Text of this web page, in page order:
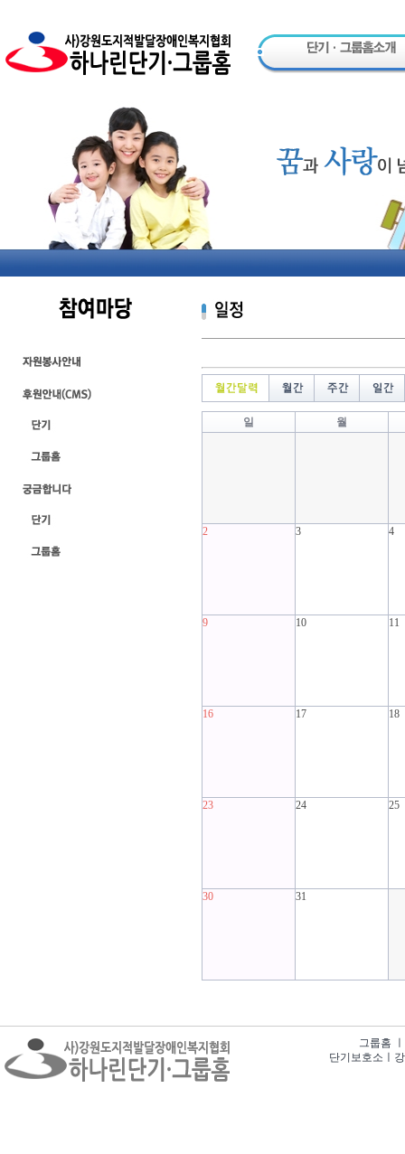
일 월
2 3 4
9 10 11
16 17 18
23 24 25
30 31
그룹홈
단기보호소ㅣ